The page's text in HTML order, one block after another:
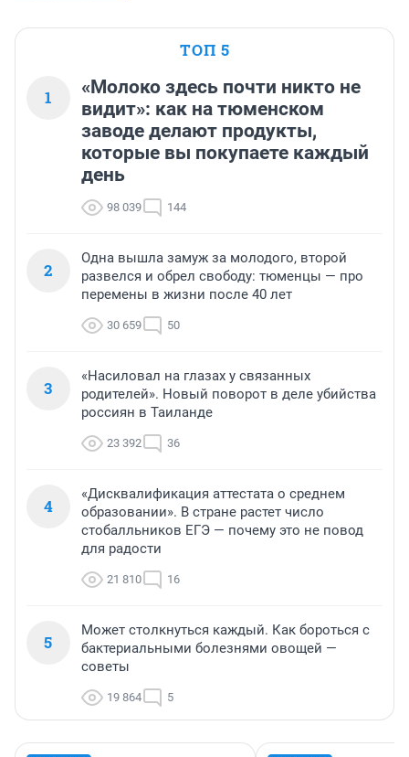
ТОП 5
1
«Молоко здесь почти никто не
видит»: как на тюменском
заводе делают продукты,
которые вы покупаете каждый
день
98 039 144
2
Одна вышла замуж за молодого, второй
развелся и обрел свободу: тюменцы — про
перемены в жизни после 40 лет
30 659 50
3
«Насиловал на глазах у связанных
родителей». Новый поворот в деле убийства
россиян в Таиланде
23 392 36
4
«Дисквалификация аттестата о среднем
образовании». В стране растет число
стобалльников ЕГЭ — почему это не повод
для радости
21 810 16
5
Может столкнуться каждый. Как бороться с
бактериальными болезнями овощей —
советы
19 864 5